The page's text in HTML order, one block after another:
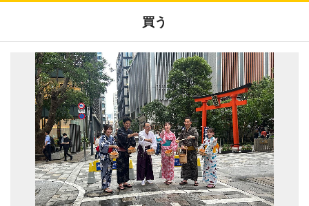
買う